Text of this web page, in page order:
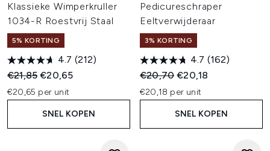
Klassieke Wimperkruller
1034-R Roestvrij Staal
5% KORTING
4.7 (212)
Recommended Retail Price:
€21,85Huidige prijs:
€20,65
€20,65 per unit
SNEL KOPEN
Pedicureschraper
Eeltverwijderaar
3% KORTING
4.7 (162)
Recommended Retail Price:
€20,70Huidige prijs:
€20,18
€20,18 per unit
SNEL KOPEN